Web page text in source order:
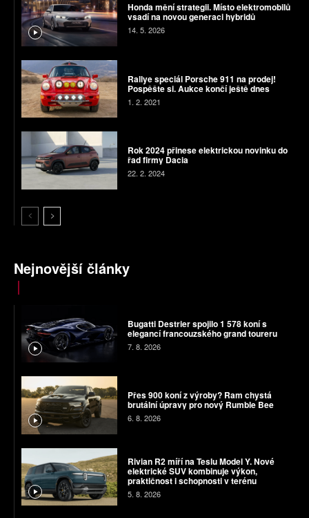
Honda mění strategii. Místo elektromobilů
vsadí na novou generaci hybridů
14. 5. 2026
Rallye speciál Porsche 911 na prodej!
Pospěšte si. Aukce končí ještě dnes
1. 2. 2021
Rok 2024 přinese elektrickou novinku do
řad firmy Dacia
22. 2. 2024
Nejnovější články
Bugatti Destrier spojilo 1 578 koní s
elegancí francouzského grand toureru
7. 8. 2026
Přes 900 koní z výroby? Ram chystá
brutální úpravy pro nový Rumble Bee
6. 8. 2026
Rivian R2 míří na Teslu Model Y. Nové
elektrické SUV kombinuje výkon,
praktičnost i schopnosti v terénu
5. 8. 2026